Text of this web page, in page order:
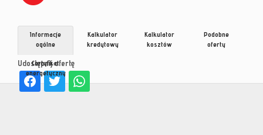
Udostępnij ofertę
Informacje
ogólne
Kalkulator
kredytowy
Kalkulator
kosztów
Podobne
oferty
Certyfikat
energetyczny